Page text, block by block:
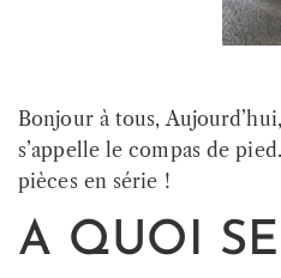
Bonjour à tous,
s’appelle le compas de
pièces en série !
A QUOI